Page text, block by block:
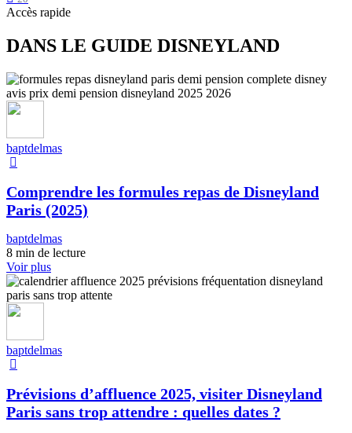
Accès rapide
DANS LE GUIDE DISNEYLAND
baptdelmas
Comprendre les formules repas de Disneyland
Paris (2025)
baptdelmas
8 min de lecture
Voir plus
baptdelmas
Prévisions d’affluence 2025, visiter Disneyland
Paris sans trop attendre : quelles dates ?